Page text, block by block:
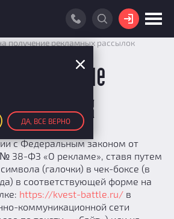
ДА, ВСЕ ВЕРНО
ВОЙТИ
получение рекламных рассылок
получение
рассылок
с Федеральным законом от
№ 38-ФЗ «О рекламе», ставя путем
(галочки) в чек-боксе (в
в соответствующей форме на
https://kvest-battle.ru/ в
коммуникационной сети